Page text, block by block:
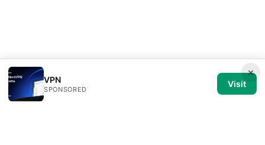
×
VPN
SPONSORED
Visit